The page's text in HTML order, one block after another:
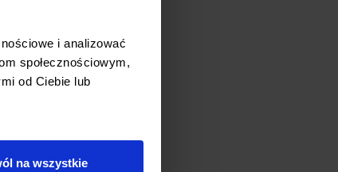
i analizować
społecznościowym,
od Ciebie lub
na wszystkie